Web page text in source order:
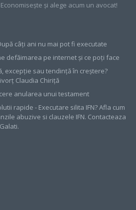
și alege acum un avocat!
câți ani nu mai pot fi executate
defăimarea pe internet și ce poți face
excepție sau tendință în creștere?
Claudia Chiriță
anularea unui testament
rapide - Executare silita IFN? Afla cum
abuzive si clauzele IFN. Contacteaza